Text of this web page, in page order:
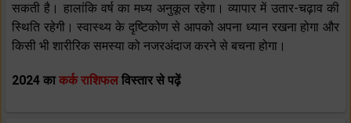
सकती है। हालांकि वर्ष का मध्य अनुकूल रहेगा। व्यापार में उतार-चढ़ाव की
स्थिति रहेगी। स्वास्थ्य के दृष्टिकोण से आपको अपना ध्यान रखना होगा और
किसी भी शारीरिक समस्या को नजरअंदाज करने से बचना होगा।
2024 काकर्क राशिफलविस्तार से पढ़ें